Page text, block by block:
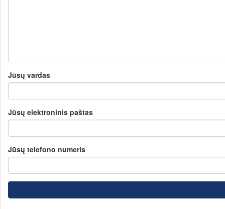
Jūsų vardas
Jūsų elektroninis paštas
Jūsų telefono numeris